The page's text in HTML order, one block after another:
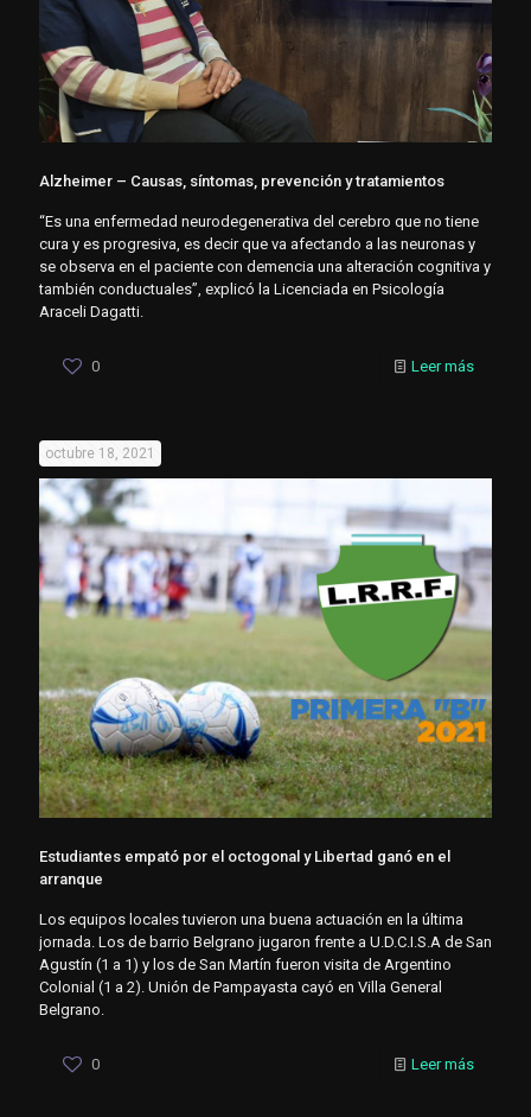
Alzheimer – Causas, síntomas, prevención y tratamientos
“Es una enfermedad neurodegenerativa del cerebro que no tiene
cura y es progresiva, es decir que va afectando a las neuronas y
se observa en el paciente con demencia una alteración cognitiva y
también conductuales”, explicó la Licenciada en Psicología
Araceli Dagatti.
0 Leer más
octubre 18, 2021
Estudiantes empató por el octogonal y Libertad ganó en el
arranque
Los equipos locales tuvieron una buena actuación en la última
jornada. Los de barrio Belgrano jugaron frente a U.D.C.I.S.A de San
Agustín (1 a 1) y los de San Martín fueron visita de Argentino
Colonial (1 a 2). Unión de Pampayasta cayó en Villa General
Belgrano.
0 Leer más